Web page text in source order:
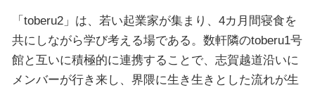
「toberu2」は、若い起業家が集まり、4カ月間寝食を
共にしながら学び考える場である。数軒隣のtoberu1号
館と互いに積極的に連携することで、志賀越道沿いに
メンバーが行き来し、界隈に生き生きとした流れが生